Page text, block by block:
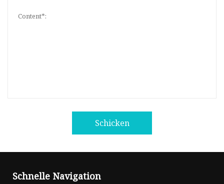
Schicken
Schnelle Navigation